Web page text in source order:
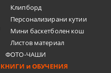
Клипборд
Персонализирани кутии
Мини баскетболен кош
Листов материал
ФОТО-ЧАШИ
КНИГИ и ОБУЧЕНИЯ